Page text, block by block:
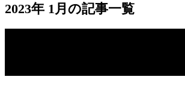
2023年 1月の記事一覧